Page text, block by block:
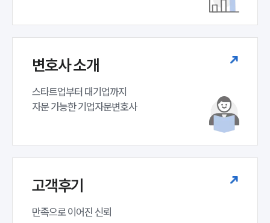
변호사 소개
스타트업부터 대기업까지
자문 가능한 기업자문변호사
고객후기
만족으로 이어진 신뢰